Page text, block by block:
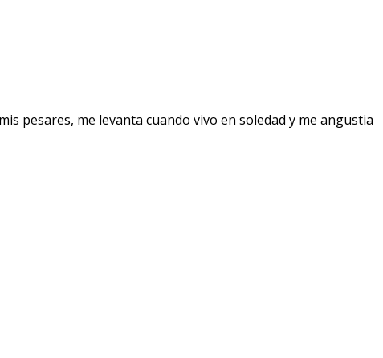
pesares, me levanta cuando vivo en soledad y me angustia